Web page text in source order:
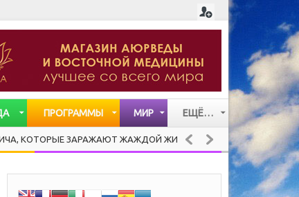
ПРОГРАММЫ МИР ЕЩЁ…
СТАТЬИ
ЗАРАЖАЮТ ЖАЖДОЙ ЖИЗНИ ЗДОРОВАЯ КУХНЯ